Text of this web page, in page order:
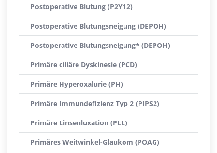
Postoperative Blutung (P2Y12)
Postoperative Blutungsneigung (DEPOH)
Postoperative Blutungsneigung* (DEPOH)
Primäre ciliäre Dyskinesie (PCD)
Primäre Hyperoxalurie (PH)
Primäre Immundefizienz Typ 2 (PIPS2)
Primäre Linsenluxation (PLL)
Primäres Weitwinkel-Glaukom (POAG)